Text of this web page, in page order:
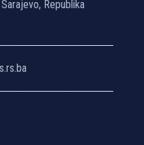
Republika